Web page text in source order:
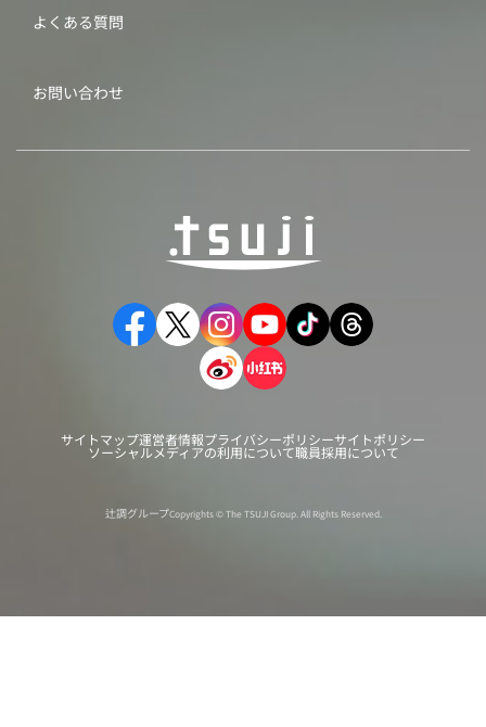
よくある質問
お問い合わせ
サイトマップ運営者情報プライバシーポリシーサイトポリシー
ソーシャルメディアの利用について職員採用について
辻調グループCopyrights © The TSUJI Group. All Rights Reserved.